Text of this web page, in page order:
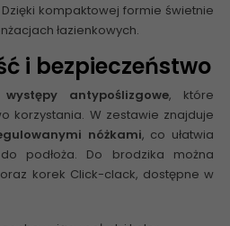
kompaktowej formie świetnie
łazienkowych.
i bezpieczeństwo
występy antypoślizgowe, które
korzystania. W zestawie znajduje
nóżkami, co ułatwia
podłoża. Do brodzika można
korek Click-clack, dostępne w